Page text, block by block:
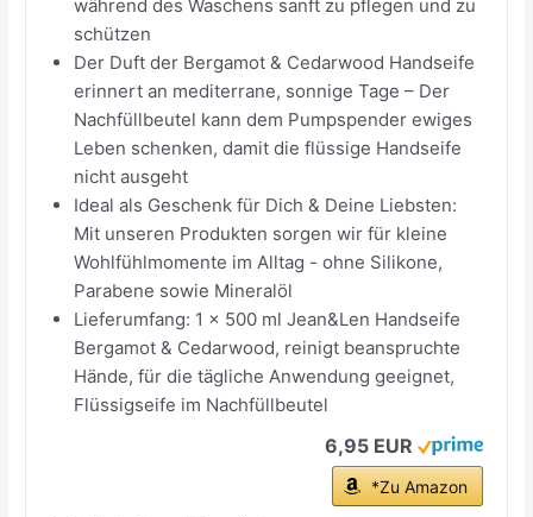
während des Waschens sanft zu pflegen und zu
schützen
Der Duft der Bergamot & Cedarwood Handseife
erinnert an mediterrane, sonnige Tage – Der
Nachfüllbeutel kann dem Pumpspender ewiges
Leben schenken, damit die flüssige Handseife
nicht ausgeht
Ideal als Geschenk für Dich & Deine Liebsten:
Mit unseren Produkten sorgen wir für kleine
Wohlfühlmomente im Alltag - ohne Silikone,
Parabene sowie Mineralöl
Lieferumfang: 1 x 500 ml Jean&Len Handseife
Bergamot & Cedarwood, reinigt beanspruchte
Hände, für die tägliche Anwendung geeignet,
Flüssigseife im Nachfüllbeutel
6,95 EUR
*Zu Amazon